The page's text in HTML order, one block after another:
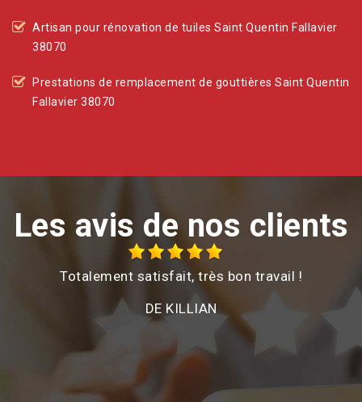
Artisan pour rénovation de tuiles Saint Quentin Fallavier
38070
Prestations de remplacement de gouttières Saint Quentin
Fallavier 38070
Les avis de nos clients
Suite à du vent, j'avais des problèmes
cheminée qui menaçait de tomber. Le
très réactif pour me proposer un devis et
d'intervention. Je souligne aussi sa
et sa disponibilité pour avoir refait mon
plusieurs fois pour que cela
attentes de l'assurance. Pour